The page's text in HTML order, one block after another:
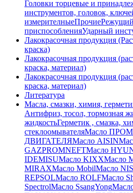
Головки торцевые и
инструментов, головок,
измерителныеПрочие
приспособленияУдарный
Лакокрасочная продукция
краска)
Лакокрасочная продукция
краска, материал)
Лакокрасочная продукция
краска, материал)
Литература
Масла, смазки, химия,
Антифриз, тосол, тормозная
жидкостьГерметик , смазка,
стеклоомывателяМасло
ДВИГАТЕЛЯМасло AISIN
GAZPROMNEFTМасло
IDEMISUМасло KIXXМасло
MIRAXМасло MobilМасло
REPSOLМасло ROLFМасло
SpectrolМасло SsangYong